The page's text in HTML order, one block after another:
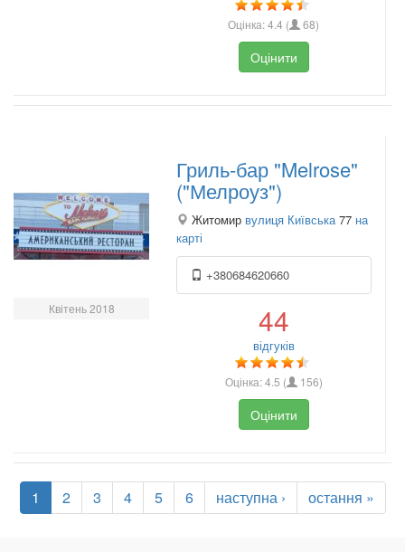
Оцінка:4.4 ( 68)
Оцінити
Квітень 2018
Гриль-бар "Melrose"
("Мелроуз")
Житомир вулиця Київська 77 на
карті
+380684620660
44
відгуків
Оцінка:4.5 ( 156)
Оцінити
1 2 3 4 5 6 наступна › остання »